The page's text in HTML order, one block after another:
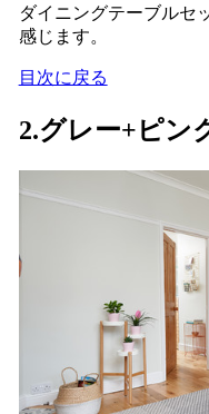
ダイニングテーブルセ
感じます。
目次に戻る
2.グレー+ピン